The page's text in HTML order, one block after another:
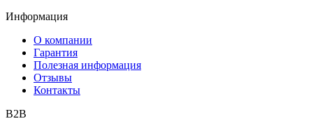
Информация
О компании
Гарантия
Полезная информация
Отзывы
Контакты
B2B